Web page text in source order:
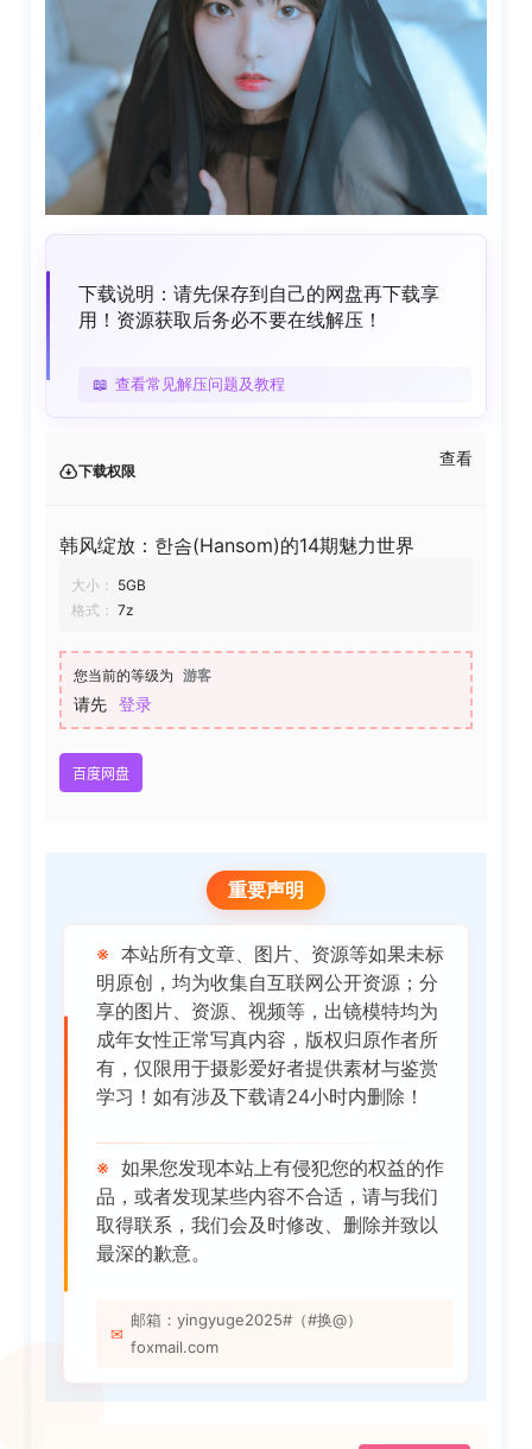
下载说明：请先保存到自己的网盘再下载享
用！资源获取后务必不要在线解压！
📖 查看常见解压问题及教程
下载权限
查看
韩风绽放：한솜(Hansom)的14期魅力世界
大小： 5GB
格式： 7z
您当前的等级为 游客
请先 登录
百度网盘
重要声明
※ 本站所有文章、图片、资源等如果未标
明原创，均为收集自互联网公开资源；分
享的图片、资源、视频等，出镜模特均为
成年女性正常写真内容，版权归原作者所
有，仅限用于摄影爱好者提供素材与鉴赏
学习！如有涉及下载请24小时内删除！
※ 如果您发现本站上有侵犯您的权益的作
品，或者发现某些内容不合适，请与我们
取得联系，我们会及时修改、删除并致以
最深的歉意。
✉
邮箱：yingyuge2025#（#换@）
foxmail.com